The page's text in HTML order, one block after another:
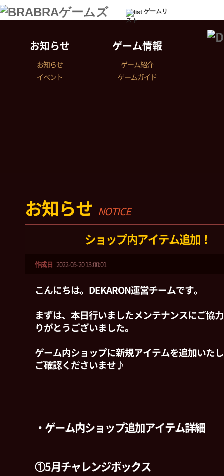
ゲームリ
スト
お知らせ
お知らせ
イベント
ゲーム情報
ゲーム紹介
ゲームガイド
お知らせ NOTICE
ショップ内アイテム追加！
作成日 2022-05-20 13:00:01
こんにちは。DEKARON運営チームです。
まずは、本日行いましたメンテナンスにご協
りがとうございました。
ゲーム内ショップに新規アイテムを追加いた
ご確認くださいませ♪
・ゲーム内ショップ追加アイテム詳細
①5月チャレンジボックス